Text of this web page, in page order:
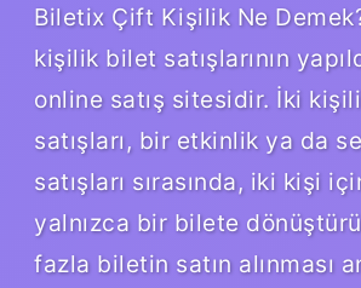
MOLASI
YAZILAR
Biletix Çift Kişilik Ne
kişilik bilet satışlarının
online satış sitesidir. İki
satışları, bir etkinlik ya da
satışları sırasında, iki kişi
yalnızca bir bilete
fazla biletin satın alınması